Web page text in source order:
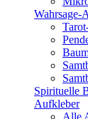
Wahrsage-
Spirituelle
Aufkleber
Alle